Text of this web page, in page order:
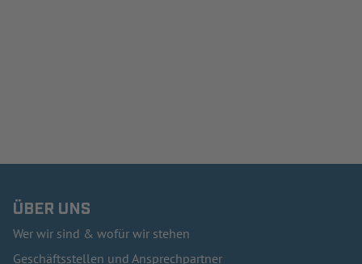
ÜBER UNS
Wer wir sind & wofür wir stehen
Geschäftsstellen und Ansprechpartner